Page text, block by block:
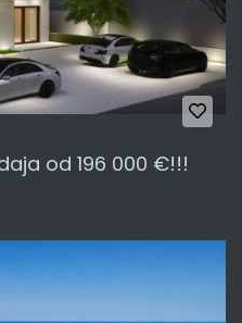
od 196 000 €!!!